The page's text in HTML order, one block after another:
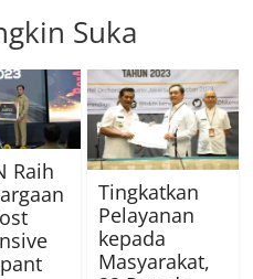
Suka
Raih
Tingkatkan
Pelayanan
kepada
Masyarakat,